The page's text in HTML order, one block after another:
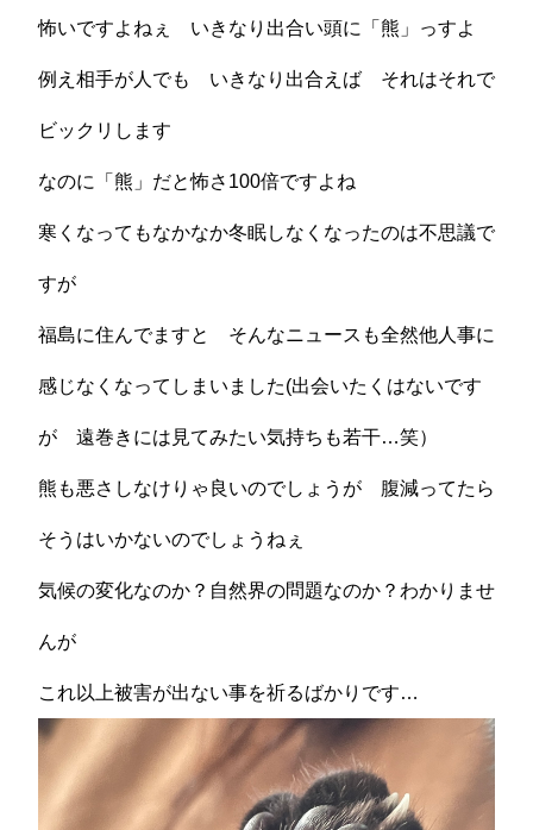
怖いですよねぇ いきなり出合い頭に「熊」っすよ
例え相手が人でも いきなり出合えば それはそれで
ビックリします
なのに「熊」だと怖さ100倍ですよね
寒くなってもなかなか冬眠しなくなったのは不思議で
すが
福島に住んでますと そんなニュースも全然他人事に
感じなくなってしまいました(出会いたくはないです
が 遠巻きには見てみたい気持ちも若干…笑）
熊も悪さしなけりゃ良いのでしょうが 腹減ってたら
そうはいかないのでしょうねぇ
気候の変化なのか？自然界の問題なのか？わかりませ
んが
これ以上被害が出ない事を祈るばかりです…